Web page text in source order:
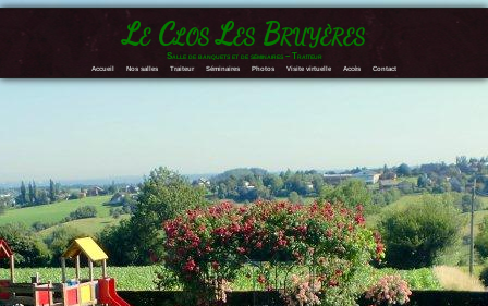
Le Clos Les Bruyères
Salle de banquets et de séminaires – Traiteur
Accueil Nos salles Traiteur Séminaires Photos Visite virtuelle Accès Contact